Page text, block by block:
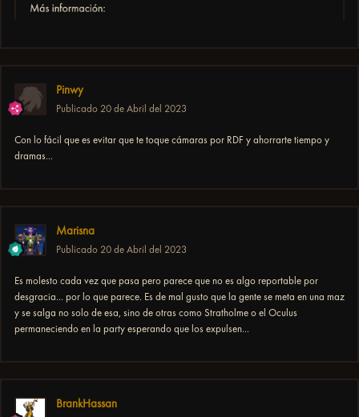
Pinwy
Publicado 20 de Abril del 2023
Con lo fácil que es evitar que te toque cámaras por RDF y ahorrarte tiempo y
dramas...
Marisna
Publicado 20 de Abril del 2023
Es molesto cada vez que pasa pero parece que no es algo reportable por
desgracia... por lo que parece. Es de mal gusto que la gente se meta en una maz
y se salga no solo de esa, sino de otras como Stratholme o el Oculus
permaneciendo en la party esperando que los expulsen...
BrankHassan